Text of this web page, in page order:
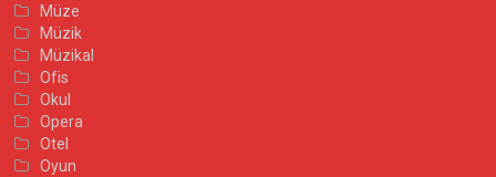
Müze
Müzik
Müzikal
Ofis
Okul
Opera
Otel
Oyun